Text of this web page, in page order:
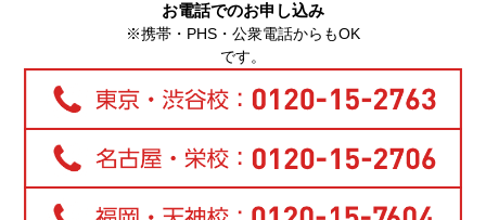
お電話でのお申し込み
※携帯・PHS・公衆電話からもOK
です。